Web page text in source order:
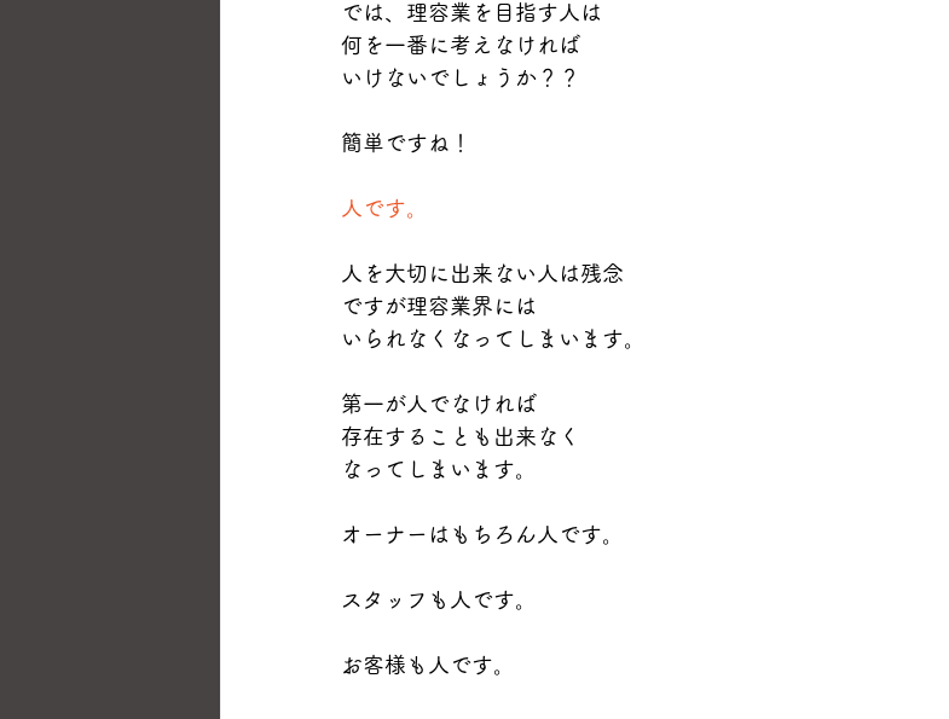
では、理容業を目指す人は
何を一番に考えなければ
いけないでしょうか？？
簡単ですね！
人です。
人を大切に出来ない人は残念
ですが理容業界には
いられなくなってしまいます。
第一が人でなければ
存在することも出来なく
なってしまいます。
オーナーはもちろん人です。
スタッフも人です。
お客様も人です。